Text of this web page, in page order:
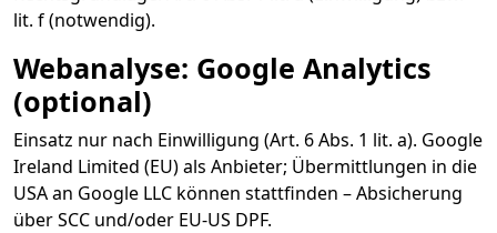
lit. f (notwendig).
Webanalyse: Google Analytics
(optional)
Einsatz nur nach Einwilligung (Art. 6 Abs. 1 lit. a). Google
Ireland Limited (EU) als Anbieter; Übermittlungen in die
USA an Google LLC können stattfinden – Absicherung
über SCC und/oder EU-US DPF.